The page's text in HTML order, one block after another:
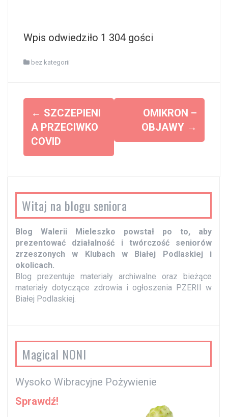
Wpis odwiedziło 1 304 gości
bez kategorii
a
z
w
p
i
s
y
← SZCZEPIENI
A PRZECIWKO
COVID
OMIKRON –
OBJAWY →
Witaj na blogu seniora
Blog Walerii Mieleszko powstał po to, aby
prezentować działalność i twórczość seniorów
zrzeszonych w Klubach w Białej Podlaskiej i
okolicach.
Blog prezentuje materiały archiwalne oraz bieżące
materiały dotyczące zdrowia i ogłoszenia PZERII w
Białej Podlaskiej.
Magical NONI
Wysoko Wibracyjne Pożywienie
Sprawdź!